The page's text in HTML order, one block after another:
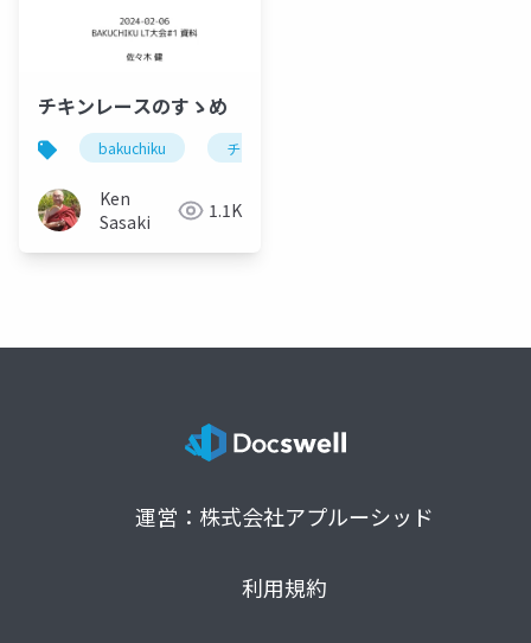
チキンレースのすゝめ
bakuchiku チキンレース
Ken
Sasaki
1.1K
運営：株式会社アプルーシッド
利用規約